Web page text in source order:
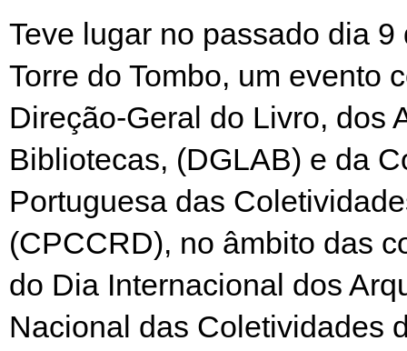
Teve lugar no passado dia 9
Torre do Tombo, um evento
Direção-Geral do Livro, dos
Bibliotecas, (DGLAB) e da
Portuguesa das
(CPCCRD), no âmbito das
do Dia Internacional dos
Nacional das Coletividades